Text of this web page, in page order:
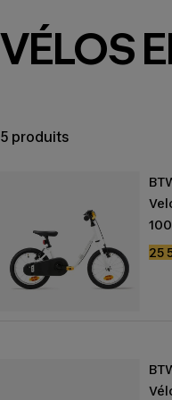
VÉLOS
5 produits
Prix
25